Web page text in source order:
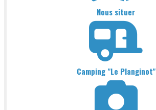
Nous situer
Camping "Le Planginot"